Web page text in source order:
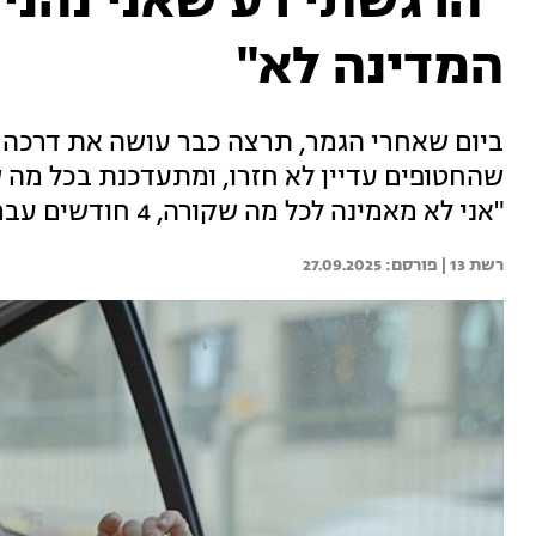
המדינה לא"
ביום שאחרי הגמר, תרצה כבר עושה את דרכה
שהחטופים עדיין לא חזרו, ומתעדכנת בכל
"אני לא מאמינה לכל מה שקורה, 4 חודשים עברו והכול נשאר אותו הדבר"
רשת 13 | 27.09.2025